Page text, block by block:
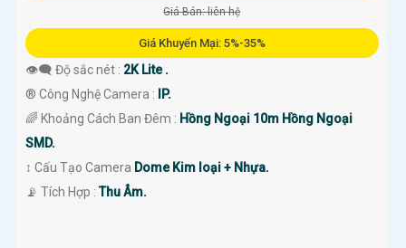
Giá Bán: liên hệ
Giá Khuyến Mại: 5%-35%
👁️‍🗨 Độ sắc nét : 2K Lite .
®️ Công Nghệ Camera :
IP.
🌈 Khoảng Cách Ban Đêm : Hồng Ngoại 10m Hồng Ngoại
SMD.
↕️ Cấu Tạo Camera Dome Kim loại + Nhựa.
️📡 Tích Hợp :Thu Âm.